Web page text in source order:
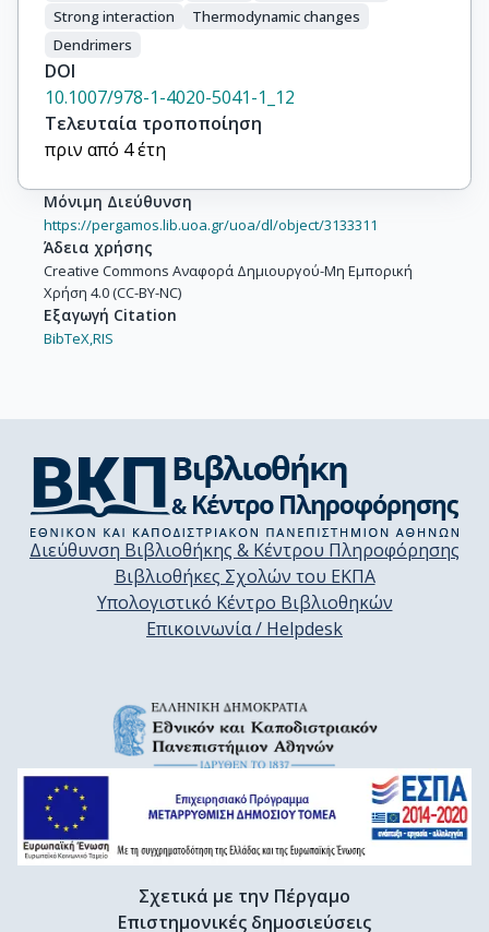
Strong interaction
Thermodynamic changes
Dendrimers
DOI
10.1007/978-1-4020-5041-1_12
Τελευταία τροποποίηση
πριν από 4 έτη
Μόνιμη Διεύθυνση
https://pergamos.lib.uoa.gr/uoa/dl/object/3133311
Άδεια χρήσης
Creative Commons Αναφορά Δημιουργού-Μη Εμπορική
Χρήση 4.0 (CC-BY-NC)
Εξαγωγή Citation
BibTeX,RIS
Διεύθυνση Βιβλιοθήκης & Κέντρου Πληροφόρησης
Βιβλιοθήκες Σχολών του ΕΚΠΑ
Υπολογιστικό Κέντρο Βιβλιοθηκών
Επικοινωνία / Helpdesk
Σχετικά με την Πέργαμο
Επιστημονικές δημοσιεύσεις